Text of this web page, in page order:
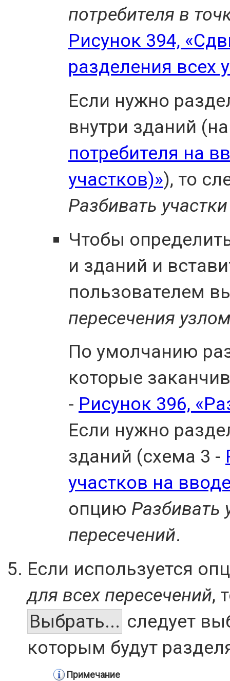
потребителя в
Рисунок 394,
разделения всех
Если нужно
внутри зданий
потребителя на
участков)»), то
Разбивать
Чтобы
и зданий и
пользователем
пересечения
По умолчанию
которые
- Рисунок 396,
Если нужно
зданий (схема 3 -
участков на
опцию Разбивать
пересечений.
Если используется
для всех пересечений,
Выбрать... следует
которым будут
Примечание